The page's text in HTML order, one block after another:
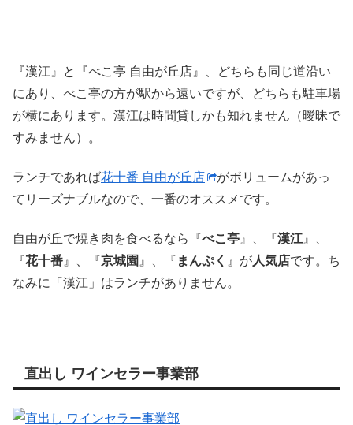
『漢江』と『べこ亭 自由が丘店』、どちらも同じ道沿い
にあり、べこ亭の方が駅から遠いですが、どちらも駐車場
が横にあります。漢江は時間貸しかも知れません（曖昧で
すみません）。
ランチであれば花十番 自由が丘店
がボリュームがあっ
てリーズナブルなので、一番のオススメです。
自由が丘で焼き肉を食べるなら『べこ亭 』、『漢江 』、
『花十番 』、『京城園 』、『 まんぷく 』が人気店です。ち
なみに「漢江」はランチがありません。
直出し ワインセラー事業部